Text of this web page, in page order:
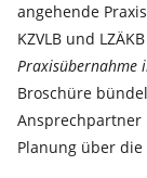
Service
angehende
KZVLB und
Praxisübernahme
Broschüre
Ansprechpartner
Planung über